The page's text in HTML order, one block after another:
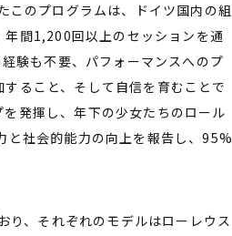
このプログラムは、ドイツ国内の組
間1,200回以上のセッションを通
験も不要、パフォーマンスへのプ
ること、そして自信を育むことで
発揮し、年下の少女たちのロール
と社会的能力の向上を報告し、95%
り、それぞれのモデルはローレウス